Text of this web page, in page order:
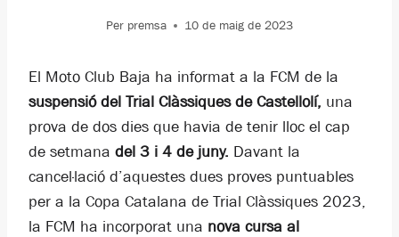
Per premsa 10 de maig de 2023
El Moto Club Baja ha informat a la FCM de la
suspensió del Trial Clàssiques de Castellolí, una
prova de dos dies que havia de tenir lloc el cap
de setmana del 3 i 4 de juny. Davant la
cancel·lació d’aquestes dues proves puntuables
per a la Copa Catalana de Trial Clàssiques 2023,
la FCM ha incorporat una nova cursa al